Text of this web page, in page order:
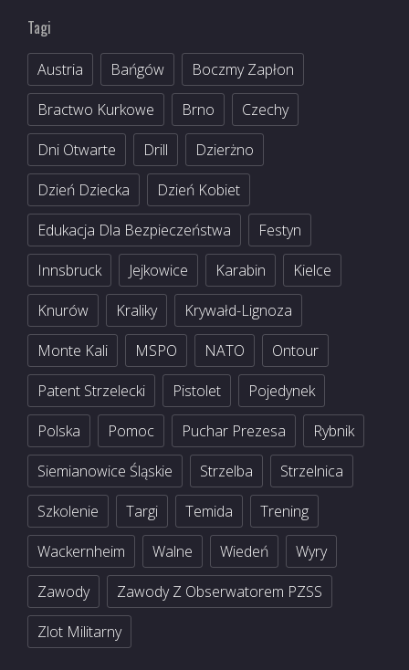
Tagi
Austria Bańgów
Boczmy Zapłon
Bractwo Kurkowe
Brno
Czechy
Dni Otwarte
Drill
Dzierżno
Dzień Dziecka
Dzień Kobiet
Edukacja Dla Bezpieczeństwa
Festyn
Innsbruck
Jejkowice Karabin
Kielce
Knurów
Kraliky
Krywałd-Lignoza
Monte Kali
MSPO NATO
Ontour
Patent Strzelecki
Pistolet
Pojedynek
Polska
Pomoc Puchar Prezesa
Rybnik
Siemianowice Śląskie
Strzelba
Strzelnica
Szkolenie
Targi Temida
Trening
Wackernheim
Walne Wiedeń
Wyry
Zawody
Zawody Z Obserwatorem PZSS
Zlot Militarny